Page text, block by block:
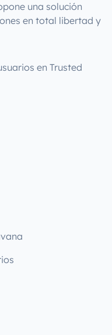
una solución
en total libertad y
en Trusted